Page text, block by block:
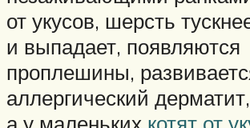
от укусов, шерсть
и выпадает, появляются
проплешины,
аллергический дерматит,